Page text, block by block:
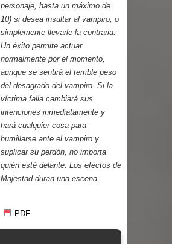
personaje, hasta un máximo de
10) si desea insultar al vampiro, o
simplemente llevarle la contraria.
Un éxito permite actuar
normalmente por el momento,
aunque se sentirá el terrible peso
del desagrado del vampiro. Si la
víctima falla cambiará sus
intenciones inmediatamente y
hará cualquier cosa para
humillarse ante el vampiro y
suplicar su perdón, no importa
quién esté delante. Los efectos de
Majestad duran una escena.
PDF